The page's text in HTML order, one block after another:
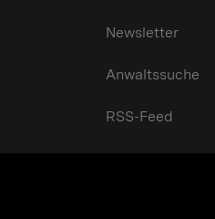
Newsletter
Anwaltssuche
RSS-Feed